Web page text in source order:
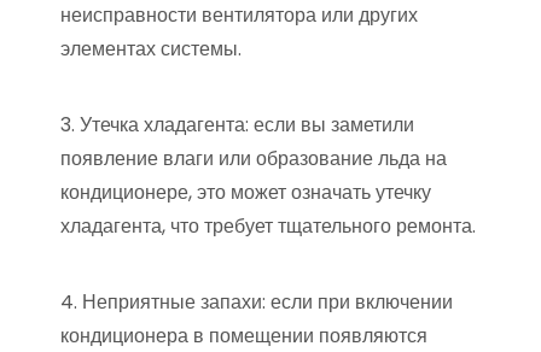
неисправности вентилятора или других
элементах системы.
3. Утечка хладагента: если вы заметили
появление влаги или образование льда на
кондиционере, это может означать утечку
хладагента, что требует тщательного ремонта.
4. Неприятные запахи: если при включении
кондиционера в помещении появляются